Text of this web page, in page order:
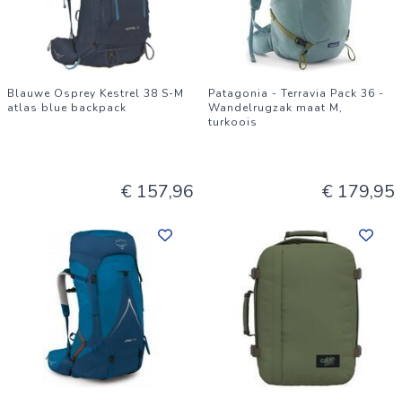
Blauwe Osprey Kestrel 38 S-M
atlas blue backpack
€ 157,96
Patagonia - Terravia Pack 36 -
Wandelrugzak maat M,
turkoois
€ 179,95